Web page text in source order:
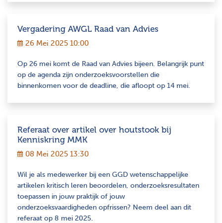
Vergadering AWGL Raad van Advies
26 Mei 2025 10:00
Op 26 mei komt de Raad van Advies bijeen. Belangrijk punt
op de agenda zijn onderzoeksvoorstellen die
binnenkomen voor de deadline, die afloopt op 14 mei.
Referaat over artikel over houtstook bij
Kenniskring MMK
08 Mei 2025 13:30
Wil je als medewerker bij een GGD wetenschappelijke
artikelen kritisch leren beoordelen, onderzoeksresultaten
toepassen in jouw praktijk of jouw
onderzoeksvaardigheden opfrissen? Neem deel aan dit
referaat op 8 mei 2025.